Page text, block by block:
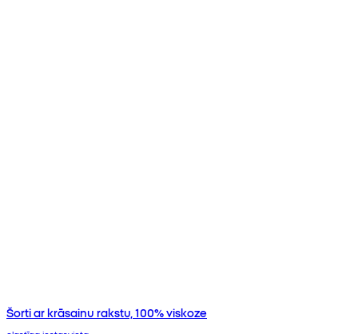
Šorti ar krāsainu rakstu, 100% viskoze